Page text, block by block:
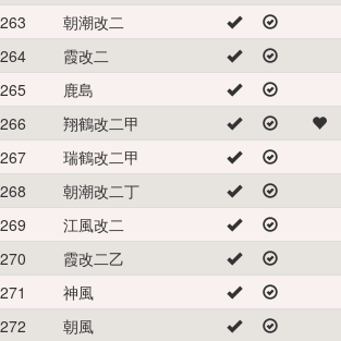
263
朝潮改二
264
霞改二
265
鹿島
266
翔鶴改二甲
267
瑞鶴改二甲
268
朝潮改二丁
269
江風改二
270
霞改二乙
271
神風
272
朝風